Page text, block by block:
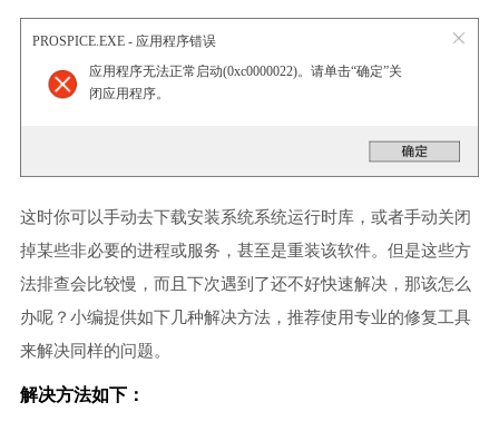
PROSPICE.EXE - 应用程序错误
应用程序无法正常启动(0xc0000022)。请单击“确定”关
闭应用程序。
这时你可以手动去下载安装系统系统运行时库，或者手动关闭
掉某些非必要的进程或服务，甚至是重装该软件。但是这些方
法排查会比较慢，而且下次遇到了还不好快速解决，那该怎么
办呢？小编提供如下几种解决方法，推荐使用专业的修复工具
来解决同样的问题。
解决方法如下：